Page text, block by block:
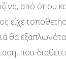
από όπου
είχε
θα
που